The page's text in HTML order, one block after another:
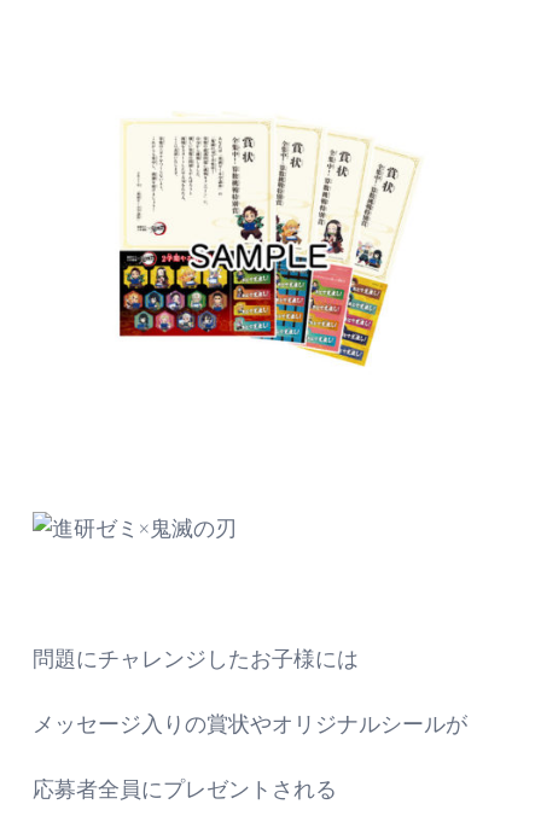
問題にチャレンジしたお子様には
メッセージ入りの賞状やオリジナルシールが
応募者全員にプレゼントされる